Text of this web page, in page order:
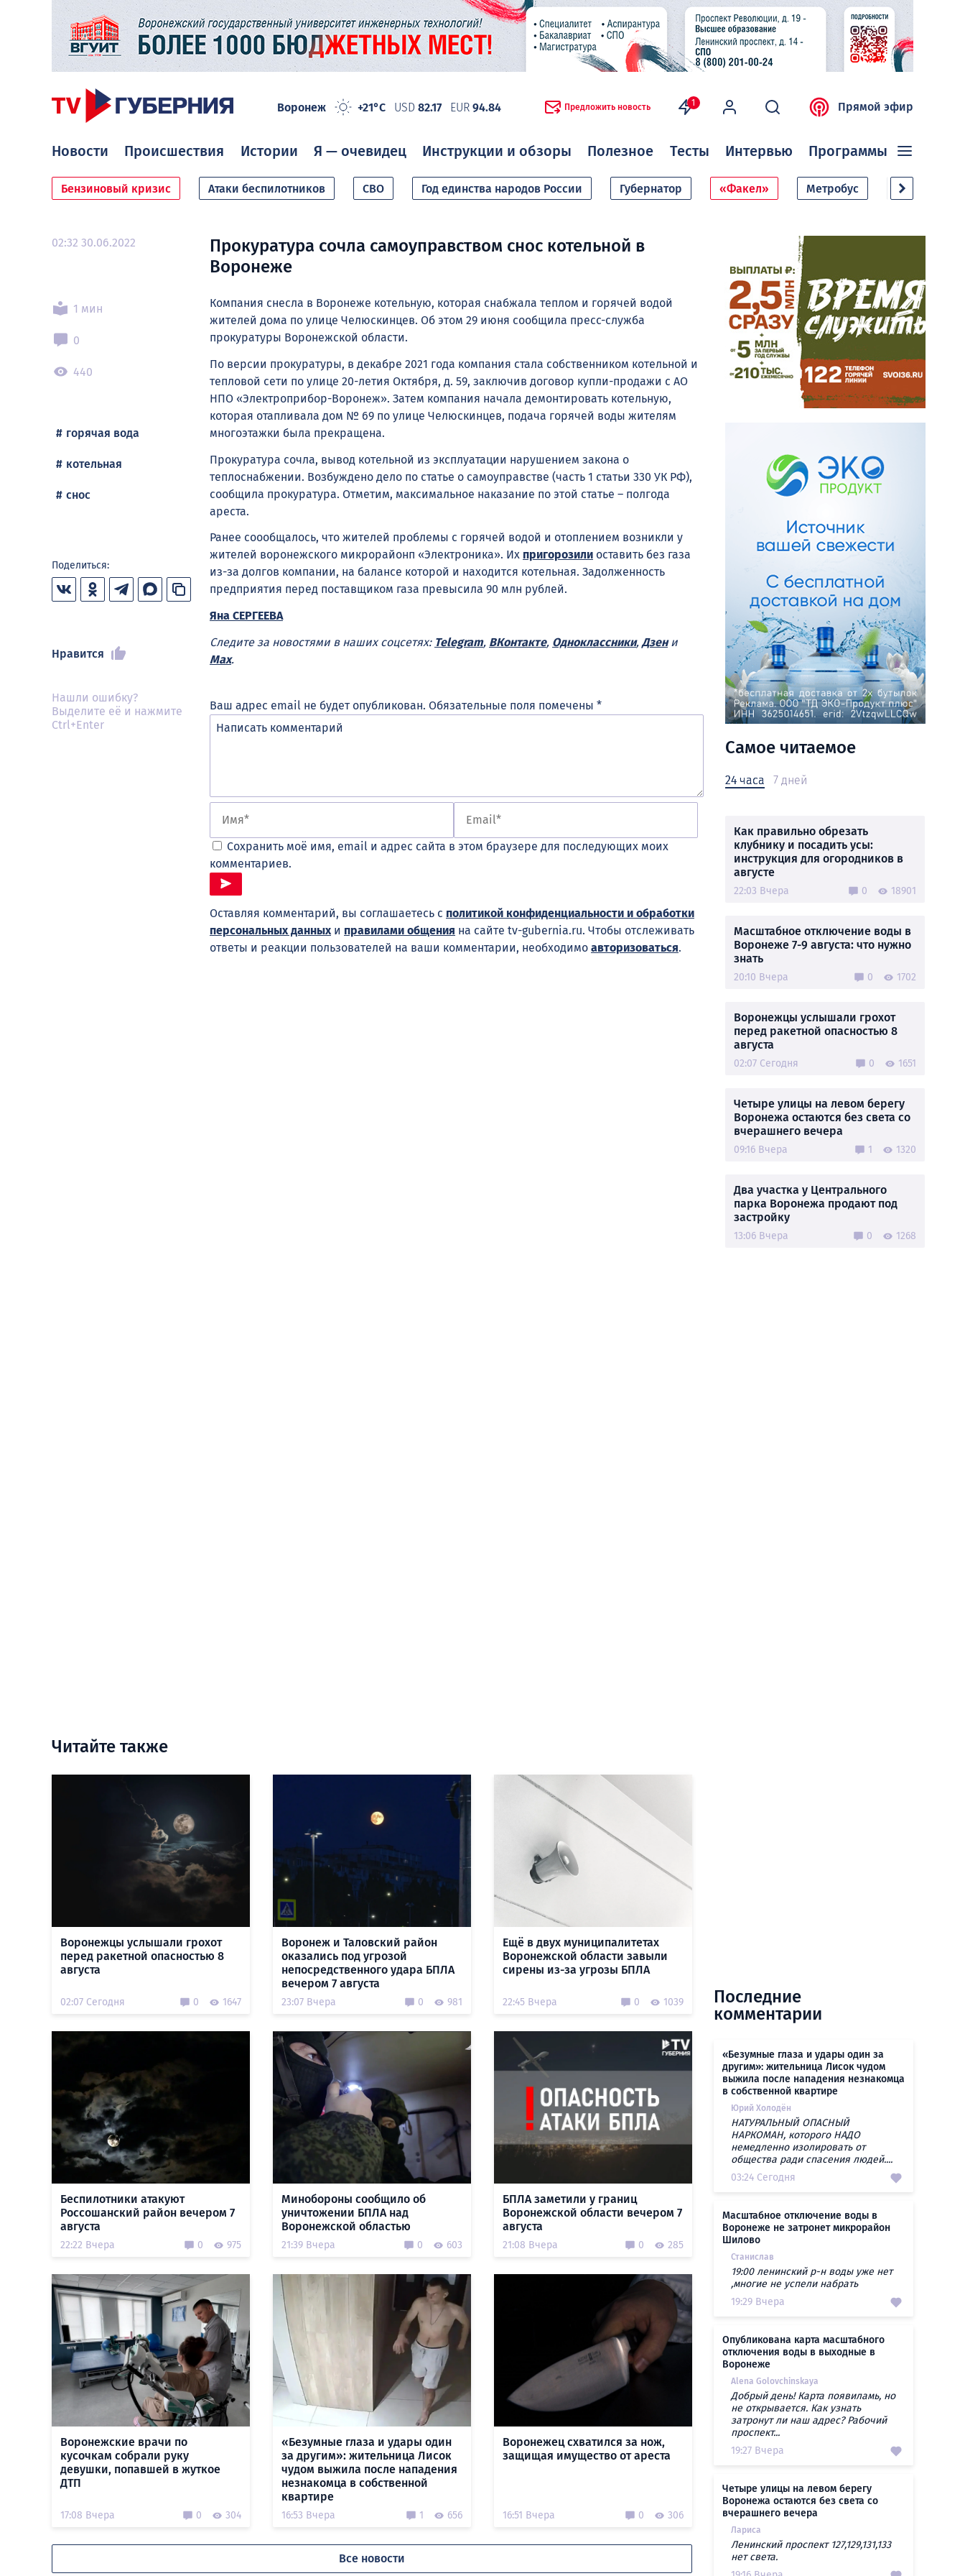
Воронеж +21°C USD 82.17 EUR 94.84 Предложить новость 1 Прямой эфир
Новости Происшествия Истории Я — очевидец Инструкции и обзоры Полезное Тесты Интервью Программы
Бензиновый кризис Атаки беспилотников СВО Год единства народов России Губернатор «Факел» Метробус Дачный
02:32 30.06.2022
1 мин
0
440
горячая вода
котельная
снос
Поделиться:
Нравится
Нашли ошибку?
Выделите её и нажмите
Ctrl+Enter
Прокуратура сочла самоуправством снос котельной в
Воронеже
Компания снесла в Воронеже котельную, которая снабжала теплом и горячей водой
жителей дома по улице Челюскинцев. Об этом 29 июня сообщила пресс-служба
прокуратуры Воронежской области.
По версии прокуратуры, в декабре 2021 года компания стала собственником котельной и
тепловой сети по улице 20-летия Октября, д. 59, заключив договор купли-продажи с АО
НПО «Электроприбор-Воронеж». Затем компания начала демонтировать котельную,
которая отапливала дом № 69 по улице Челюскинцев, подача горячей воды жителям
многоэтажки была прекращена.
Прокуратура сочла, вывод котельной из эксплуатации нарушением закона о
теплоснабжении. Возбуждено дело по статье о самоуправстве (часть 1 статьи 330 УК РФ),
сообщила прокуратура. Отметим, максимальное наказание по этой статье – полгода
ареста.
Ранее соообщалось, что жителей проблемы с горячей водой и отоплением возникли у
жителей воронежского микрорайонп «Электроника». Их пригорозили оставить без газа
из-за долгов компании, на балансе которой и находится котельная. Задолженность
предприятия перед поставщиком газа превысила 90 млн рублей.
Яна СЕРГЕЕВА
Следите за новостями в наших соцсетях: Telegram, ВКонтакте, Одноклассники, Дзени
Max.
Ваш адрес email не будет опубликован. Обязательные поля помечены *
Сохранить моё имя, email и адрес сайта в этом браузере для последующих моих
комментариев.
Оставляя комментарий, вы соглашаетесь с политикой конфиденциальности и обработки
персональных данных и правилами общения на сайте tv-gubernia.ru. Чтобы отслеживать
ответы и реакции пользователей на ваши комментарии, необходимо авторизоваться.
Самое читаемое
24 часа 7 дней
Как правильно обрезать
клубнику и посадить усы:
инструкция для огородников в
августе
22:03 Вчера 0 18901
Масштабное отключение воды в
Воронеже 7-9 августа: что нужно
знать
20:10 Вчера 0 1702
Воронежцы услышали грохот
перед ракетной опасностью 8
августа
02:07 Сегодня 0 1651
Четыре улицы на левом берегу
Воронежа остаются без света со
вчерашнего вечера
09:16 Вчера 1 1320
Два участка у Центрального
парка Воронежа продают под
застройку
13:06 Вчера 0 1268
Читайте также
Воронежцы услышали грохот
перед ракетной опасностью 8
августа
02:07 Сегодня 0 1647
Воронеж и Таловский район
оказались под угрозой
непосредственного удара БПЛА
вечером 7 августа
23:07 Вчера 0 981
Ещё в двух муниципалитетах
Воронежской области завыли
сирены из-за угрозы БПЛА
22:45 Вчера 0 1039
Беспилотники атакуют
Россошанский район вечером 7
августа
22:22 Вчера 0 975
Минобороны сообщило об
уничтожении БПЛА над
Воронежской областью
21:39 Вчера 0 603
БПЛА заметили у границ
Воронежской области вечером 7
августа
21:08 Вчера 0 285
Воронежские врачи по
кусочкам собрали руку
девушки, попавшей в жуткое
ДТП
17:08 Вчера 0 304
«Безумные глаза и удары один
за другим»: жительница Лисок
чудом выжила после нападения
незнакомца в собственной
квартире
16:53 Вчера 1 656
Воронежец схватился за нож,
защищая имущество от ареста
16:51 Вчера 0 306
Все новости
Последние
комментарии
«Безумные глаза и удары один за
другим»: жительница Лисок чудом
выжила после нападения незнакомца
в собственной квартире
Юрий Холодён
НАТУРАЛЬНЫЙ ОПАСНЫЙ
НАРКОМАН, которого НАДО
немедленно изолировать от
общества ради спасения людей....
03:24 Сегодня
Масштабное отключение воды в
Воронеже не затронет микрорайон
Шилово
Станислав
19:00 ленинский р-н воды уже нет
,многие не успели набрать
19:29 Вчера
Опубликована карта масштабного
отключения воды в выходные в
Воронеже
Alena Golovchinskaya
Добрый день! Карта появиламь, но
не открывается. Как узнать
затронут ли наш адрес? Рабочий
проспект...
19:27 Вчера
Четыре улицы на левом берегу
Воронежа остаются без света со
вчерашнего вечера
Лариса
Ленинский проспект 127,129,131,133
нет света.